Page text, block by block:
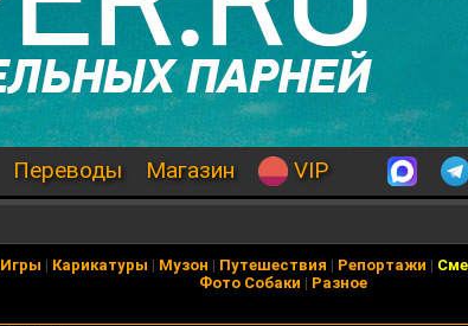
Переводы Магазин VIP
Игры | Карикатуры | Музон | Путешествия | Репортажи |
Фото Собаки | Разное